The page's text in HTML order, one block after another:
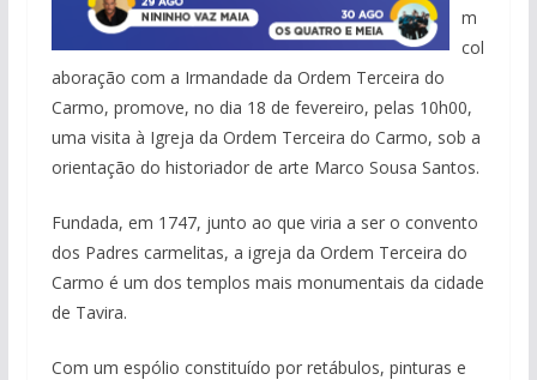
m
col
aboração com a Irmandade da Ordem Terceira do
Carmo, promove, no dia 18 de fevereiro, pelas 10h00,
uma visita à Igreja da Ordem Terceira do Carmo, sob a
orientação do historiador de arte Marco Sousa Santos.
Fundada, em 1747, junto ao que viria a ser o convento
dos Padres carmelitas, a igreja da Ordem Terceira do
Carmo é um dos templos mais monumentais da cidade
de Tavira.
Com um espólio constituído por retábulos, pinturas e